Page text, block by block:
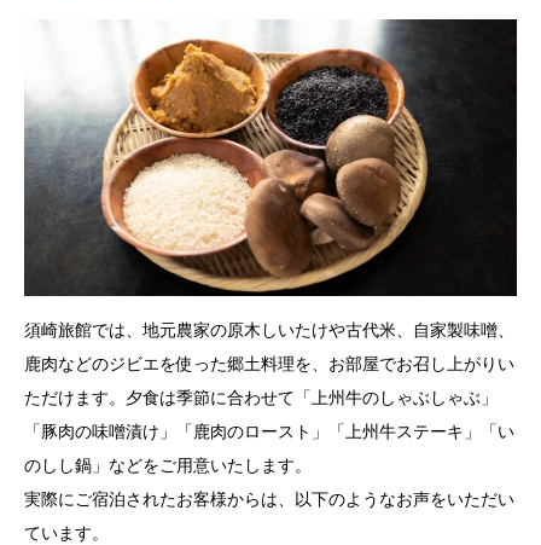
須崎旅館では、地元農家の原木しいたけや古代米、自家製味噌、
鹿肉などのジビエを使った郷土料理を、お部屋でお召し上がりい
ただけます。夕食は季節に合わせて「上州牛のしゃぶしゃぶ」
「豚肉の味噌漬け」「鹿肉のロースト」「上州牛ステーキ」「い
のしし鍋」などをご用意いたします。
実際にご宿泊されたお客様からは、以下のようなお声をいただい
ています。